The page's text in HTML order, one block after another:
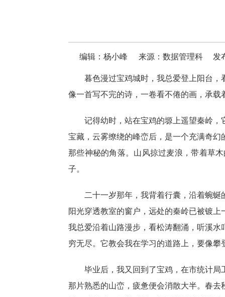
编辑：杨小峰 来源：数据管理科 发
暮色漫过宝鸡城时，我总爱登上阳台
像一首写不完的诗，一卷看不倦的画，承载
记得幼时，站在宝鸡的塬上遥望秦岭
宝藏，云雾缭绕的峰峦后，是一个充满奇
那些神秘的角落。山风掠过麦浪，带着草
子。
二十一岁那年，我背着行囊，沿着蜿
阳光穿透教室的窗户，远处的秦岭已被镀
我总爱沿着山路漫步，看松涛翻涌，听溪
穷无尽。它教会我在学习的道路上，要像
毕业后，我又回到了宝鸡，在市统计
那片熟悉的山峦，疲惫便会消散大半。春